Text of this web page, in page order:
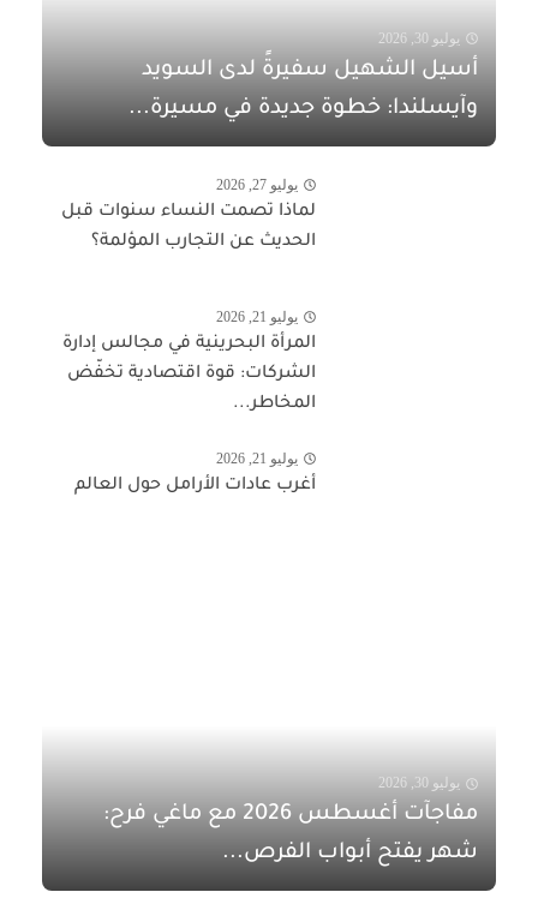
يوليو 30, 2026
أسيل الشهيل سفيرةً لدى السويد
وآيسلندا: خطوة جديدة في مسيرة...
يوليو 27, 2026
لماذا تصمت النساء سنوات قبل
الحديث عن التجارب المؤلمة؟
يوليو 21, 2026
المرأة البحرينية في مجالس إدارة
الشركات: قوة اقتصادية تخفّض
المخاطر...
يوليو 21, 2026
أغرب عادات الأرامل حول العالم
يوليو 30, 2026
مفاجآت أغسطس 2026 مع ماغي فرح:
شهر يفتح أبواب الفرص...